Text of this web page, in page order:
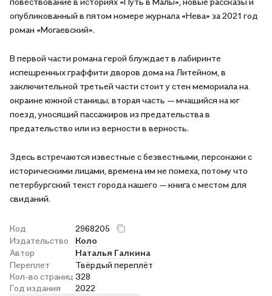
опубликованный в пятом номере журнала «Нева» за 2021 год
роман «Могаевский».
В первой части романа герой блуждает в лабиринте
испещренных граффити дворов дома на Литейном, в
заключительной третьей части стоит у стен мемориала на
окраине южной станицы; вторая часть — мчащийся на юг
поезд, уносящий пассажиров из предательства в
предательство или из верности в верность.
Здесь встречаются известные с безвестными, персонажи с
историческими лицами, времена им не помеха, потому что
петербургский текст города нашего — книга с местом для
свиданий.
Код
2968205
Издательство
Коло
Автор
Наталья Галкина
Переплет
Твёрдый переплёт
Кол-во страниц 328
Год издания
2022